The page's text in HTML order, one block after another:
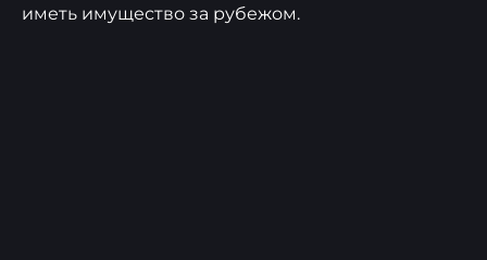
иметь имущество за рубежом.